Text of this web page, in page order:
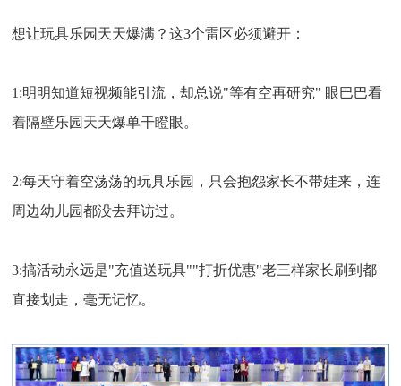
想让玩具乐园天天爆满？这3个雷区必须避开：
1:明明知道短视频能引流，却总说"等有空再研究" 眼巴巴看
着隔壁乐园天天爆单干瞪眼。
2:每天守着空荡荡的玩具乐园，只会抱怨家长不带娃来，连
周边幼儿园都没去拜访过。
3:搞活动永远是"充值送玩具""打折优惠"老三样家长刷到都
直接划走，毫无记忆。